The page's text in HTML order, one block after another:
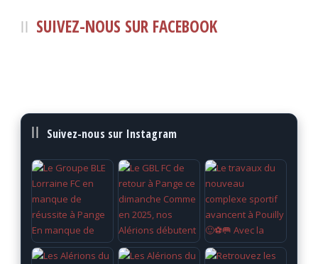
SUIVEZ-NOUS SUR FACEBOOK
Suivez-nous sur Instagram